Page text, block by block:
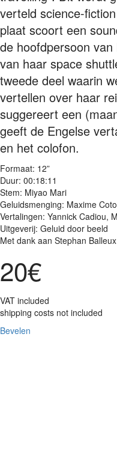
verteld science-
plaat scoort een
de hoofdpersoon
van haar space
tweede deel waarin
vertellen over haar
suggereert een
geeft de Engelse
en het colofon.
Formaat: 12”
Duur: 00:18:11
Stem: Miyao Mari
Geluidsmenging: Maxime
Vertalingen: Yannick Cadiou,
Uitgeverij: Geluid door beeld
Met dank aan Stephan
20€
VAT included
shipping costs not included
Bevelen